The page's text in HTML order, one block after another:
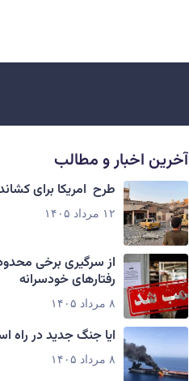
آخرین اخبار و مطالب
طرح امریکا برای
۱۲ مرداد ۱۴۰۵
از سرگیری برخی
رفتارهای خودسرانه
۸ مرداد ۱۴۰۵
ایا جنگ جدید در راه
۸ مرداد ۱۴۰۵